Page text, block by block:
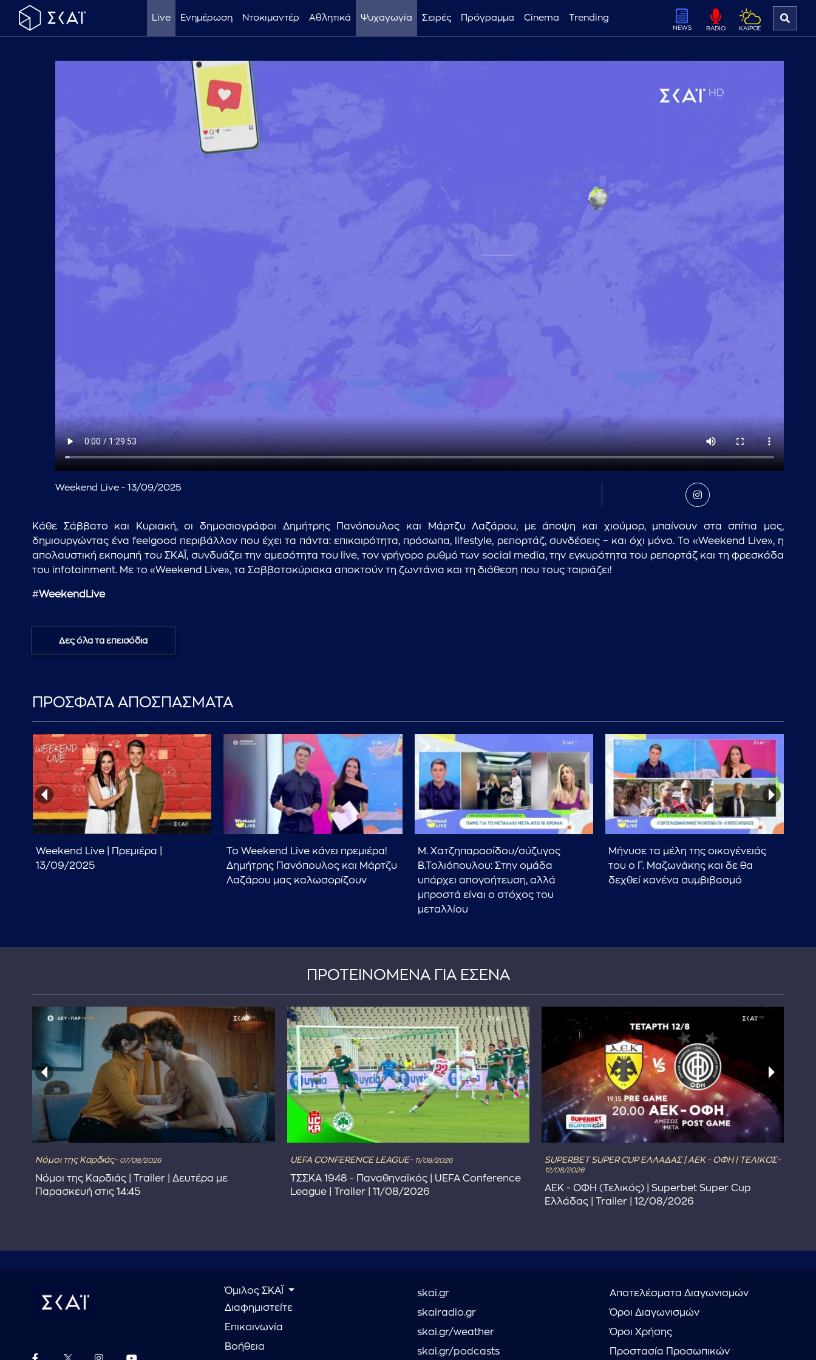
Live Ενημέρωση Ντοκιμαντέρ Αθλητικά Ψυχαγωγία Σειρές Πρόγραμμα Cinema Trending
NEWS RADIO ΚΑΙΡΟΣ
Weekend Live - 13/09/2025
Κάθε Σάββατο και Κυριακή, οι δημοσιογράφοι Δημήτρης Πανόπουλος και Μάρτζυ Λαζάρου, με άποψη και χιούμορ, μπαίνουν στα σπίτια μας,
δημιουργώντας ένα feelgood περιβάλλον που έχει τα πάντα: επικαιρότητα, πρόσωπα, lifestyle, ρεπορτάζ, συνδέσεις – και όχι μόνο. Το «Weekend Live», η
απολαυστική εκπομπή του ΣΚΑΪ, συνδυάζει την αμεσότητα του live, τον γρήγορο ρυθμό των social media, την εγκυρότητα του ρεπορτάζ και τη φρεσκάδα
του infotainment. Με το «Weekend Live», τα Σαββατοκύριακα αποκτούν τη ζωντάνια και τη διάθεση που τους ταιριάζει!
#WeekendLive
Δες όλα τα επεισόδια
ΠΡΟΣΦΑΤΑ ΑΠΟΣΠΑΣΜΑΤΑ
Weekend Live | Πρεμιέρα |
13/09/2025
To Weekend Live κάνει πρεμιέρα!
Δημήτρης Πανόπουλος και Μάρτζυ
Λαζάρου μας καλωσορίζουν
Μ. Χατζηπαρασίδου/σύζυγος
Β.Τολιόπουλου: Στην ομάδα
υπάρχει απογοήτευση, αλλά
μπροστά είναι ο στόχος του
μεταλλίου
Μήνυσε τα μέλη της οικογένειάς
του ο Γ. Μαζωνάκης και δε θα
δεχθεί κανένα συμβιβασμό
ΠΡΟΤΕΙΝΟΜΕΝΑ ΓΙΑ ΕΣΕΝΑ
Νόμοι της Καρδιάς- 07/08/2026
Νόμοι της Καρδιάς | Trailer | Δευτέρα με
Παρασκευή στις 14:45
UEFA CONFERENCE LEAGUE- 11/08/2026
ΤΣΣΚΑ 1948 - Παναθηναϊκός | UEFA Conference
League | Trailer | 11/08/2026
SUPERBET SUPER CUP ΕΛΛΑΔΑΣ | ΑΕΚ - ΟΦΗ | ΤΕΛΙΚΟΣ-
12/08/2026
ΑΕΚ - ΟΦΗ (Τελικός) | Superbet Super Cup
Ελλάδας | Trailer | 12/08/2026
Όμιλος ΣΚΑΪ
Διαφημιστείτε
Επικοινωνία
Βοήθεια
skai.gr
skairadio.gr
skai.gr/weather
skai.gr/podcasts
Αποτελέσματα Διαγωνισμών
Όροι Διαγωνισμών
Όροι Χρήσης
Προστασία Προσωπικών